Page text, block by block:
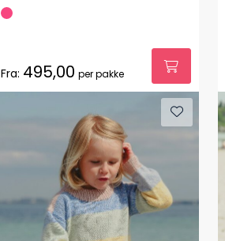
Fra: 495,00 per pakke